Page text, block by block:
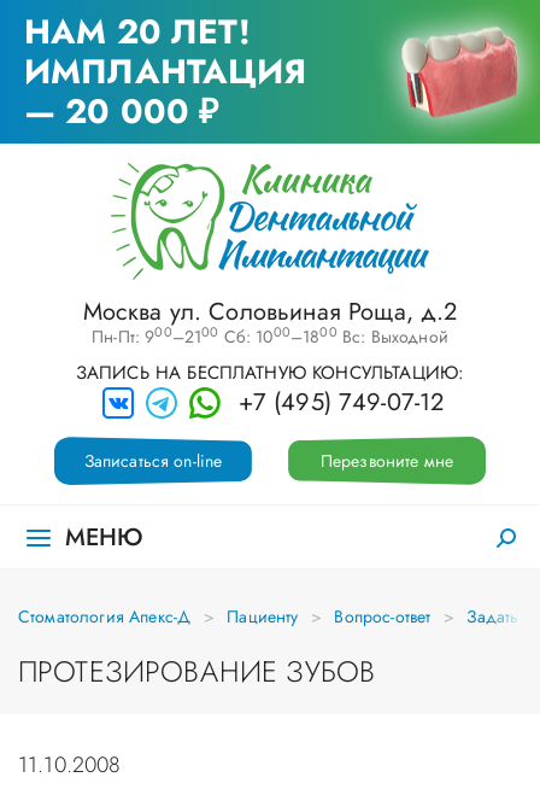
НАМ 20 ЛЕТ!
ИМПЛАНТАЦИЯ
— 20 000 ₽
Москва ул. Соловьиная Роща, д.2
Пн-Пт: 900–2100 Сб: 1000–1800 Вс: Выходной
ЗАПИСЬ НА БЕСПЛАТНУЮ КОНСУЛЬТАЦИЮ:
+7 (495) 749-07-12
Перезвоните мне
Записаться on-line
МЕНЮ
Стоматология Апекс-Д Пациенту Вопрос-ответ Задать
ПРОТЕЗИРОВАНИЕ ЗУБОВ
11.10.2008